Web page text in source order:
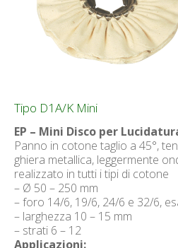
Tipo D1A/K Mini
EP – Mini Disco per
Panno in cotone taglio a 45°,
ghiera metallica, leggermente
realizzato in tutti i tipi di cotone
– Ø 50 – 250 mm
– foro 14/6, 19/6, 24/6 e 32/6,
– larghezza 10 – 15 mm
– strati 6 – 12
Applicazioni: